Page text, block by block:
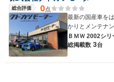
総合評価 0点
最新の国産車を
かりとメンテナ
ＢＭＷ 2002シリ
総掲載数 3台